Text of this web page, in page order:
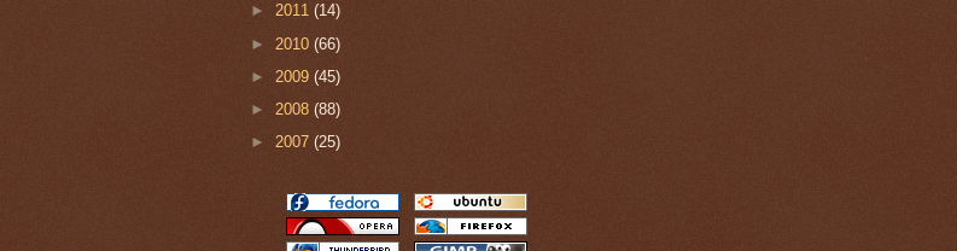
► 2011 (14)
► 2010 (66)
► 2009 (45)
► 2008 (88)
► 2007 (25)